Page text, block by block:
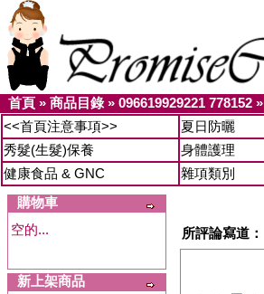
首頁 » 商品目錄» 096619929221 778152 »
<<首頁注意事項>>
夏日防曬
秀髮(生髮)保養
身體護理
健康食品 & GNC
雜項類別
購物車
空的...
新上架商品
所評論寫道：